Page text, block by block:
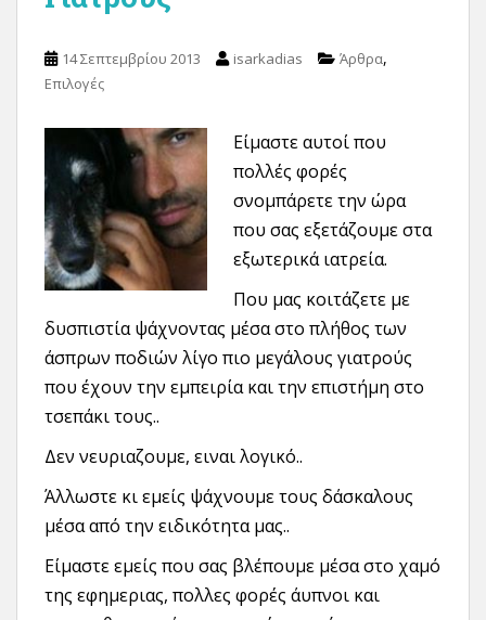
14 Σεπτεμβρίου 2013 isarkadias Άρθρα,
Επιλογές
Είμαστε αυτοί που
πολλές φορές
σνομπάρετε την ώρα
που σας εξετάζουμε στα
εξωτερικά ιατρεία.
Που μας κοιτάζετε με
δυσπιστία ψάχνοντας μέσα στο πλήθος των
άσπρων ποδιών λίγο πιο μεγάλους γιατρούς
που έχουν την εμπειρία και την επιστήμη στο
τσεπάκι τους..
Δεν νευριαζουμε, ειναι λογικό..
Άλλωστε κι εμείς ψάχνουμε τους δάσκαλους
μέσα από την ειδικότητα μας..
Είμαστε εμείς που σας βλέπουμε μέσα στο χαμό
της εφημεριας, πολλες φορές άυπνοι και